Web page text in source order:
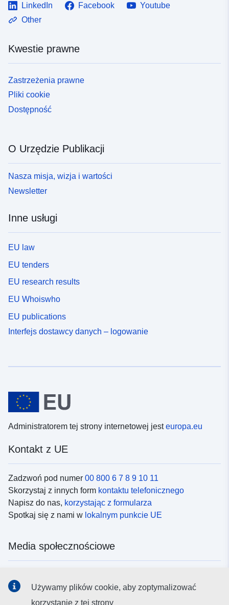
LinkedIn Facebook
Youtube
Other
Kwestie prawne
Zastrzeżenia prawne
Pliki cookie
Dostępność
O Urzędzie Publikacji
Nasza misja, wizja i wartości
Newsletter
Inne usługi
EU law
EU tenders
EU research results
EU Whoiswho
EU publications
Interfejs dostawcy danych – logowanie
Administratorem tej strony internetowej jesteuropa.eu
Kontakt z UE
Zadzwoń pod numer 00 800 6 7 8 9 10 11
Skorzystaj z innych form kontaktu telefonicznego
Napisz do nas, korzystając z formularza
Spotkaj się z nami w lokalnym punkcie UE
Media społecznościowe
Używamy plików cookie, aby zoptymalizować
korzystanie z tej strony